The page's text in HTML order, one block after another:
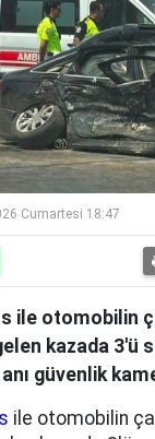
Cumartesi 18:47
ile otomobilin
kazada 3'ü
güvenlik
ile otomobilin